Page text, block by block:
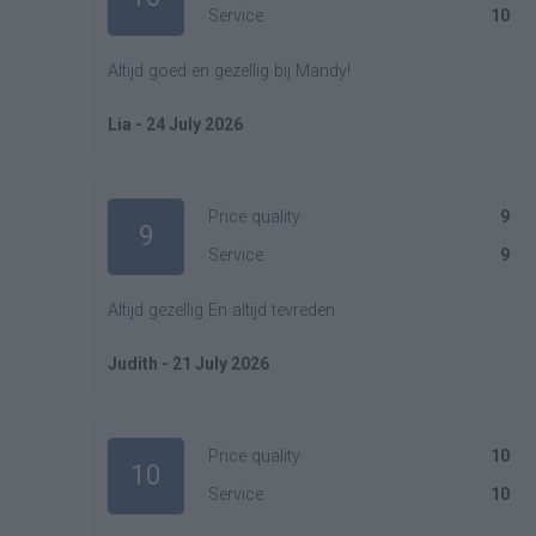
Service
10
Altijd goed en gezellig bij Mandy!
Lia - 24 July 2026
9
Price quality 9
Service
9
Altijd gezellig En altijd tevreden
Judith - 21 July 2026
10
Price quality 10
Service
10